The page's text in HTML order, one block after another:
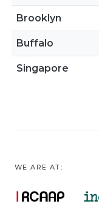
Brooklyn
Buffalo
Singapore
WE ARE AT: